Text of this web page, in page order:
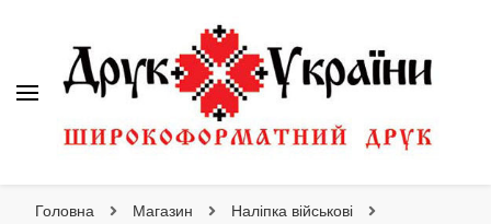
Головна Магазин Наліпка військові